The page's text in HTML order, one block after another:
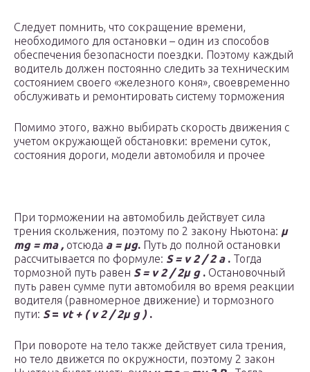
Следует помнить, что сокращение времени,
необходимого для остановки – один из способов
обеспечения безопасности поездки. Поэтому каждый
водитель должен постоянно следить за техническим
состоянием своего «железного коня», своевременно
обслуживать и ремонтировать систему торможения
Помимо этого, важно выбирать скорость движения с
учетом окружающей обстановки: времени суток,
состояния дороги, модели автомобиля и прочее
При торможении на автомобиль действует сила
трения скольжения, поэтому по 2 закону Ньютона: µ
mg = ma , отсюда а = µg. Путь до полной остановки
рассчитывается по формуле: S = v 2 / 2 a . Тогда
тормозной путь равен S = v 2 / 2µ g . Остановочный
путь равен сумме пути автомобиля во время реакции
водителя (равномерное движение) и тормозного
пути: S = vt + ( v 2 / 2µ g ) .
При повороте на тело также действует сила трения,
но тело движется по окружности, поэтому 2 закон